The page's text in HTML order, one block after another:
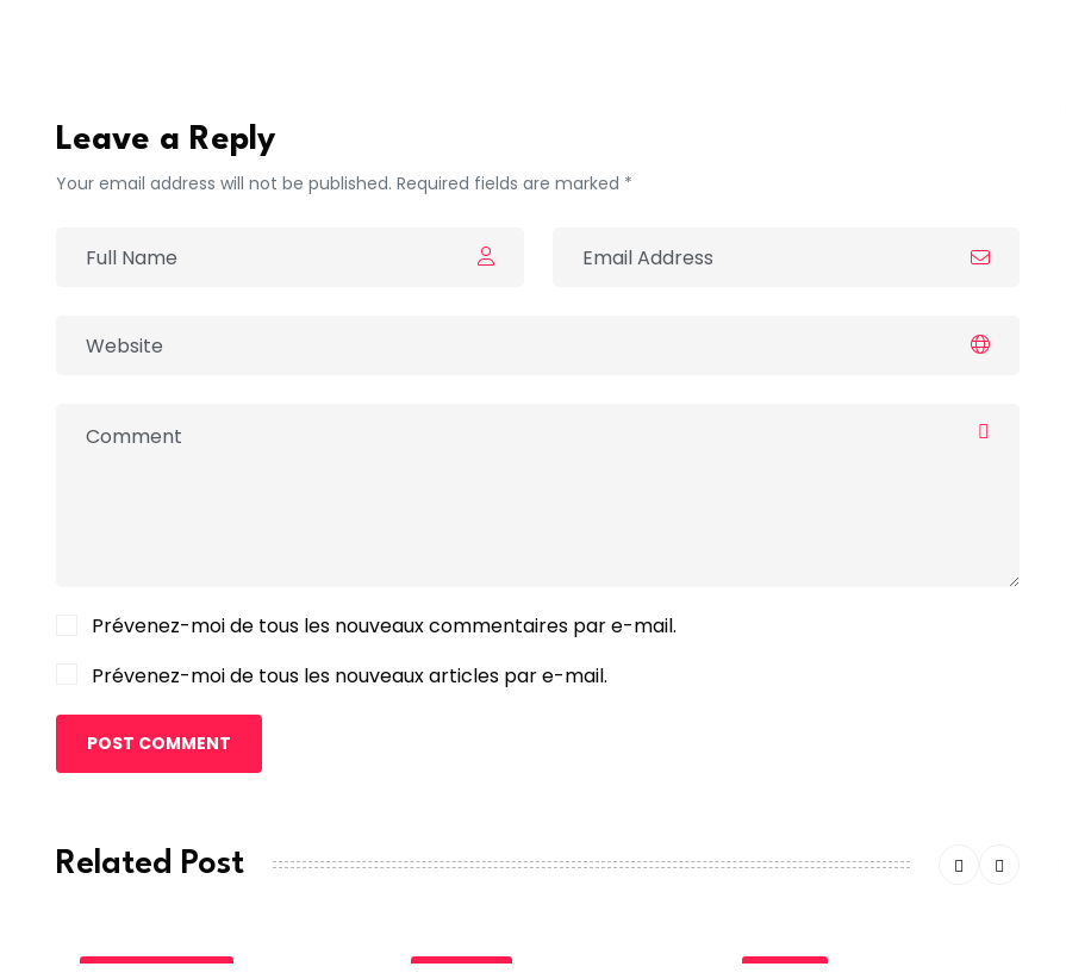
Leave a Reply
Your email address will not be published. Required fields are marked *
Prévenez-moi de tous les nouveaux commentaires par e-mail.
Prévenez-moi de tous les nouveaux articles par e-mail.
POST COMMENT
Related Post